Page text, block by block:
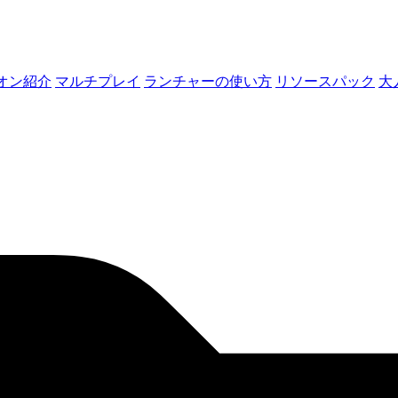
ン紹介 マルチプレイ ランチャーの使い方 リソースパック 大